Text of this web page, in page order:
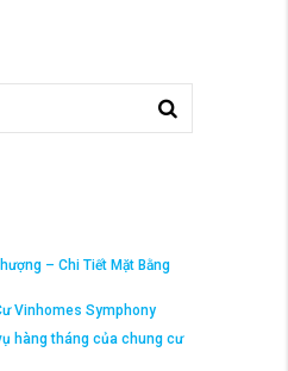
– Chi Tiết Mặt Bằng
Vinhomes Symphony
hàng tháng của chung cư